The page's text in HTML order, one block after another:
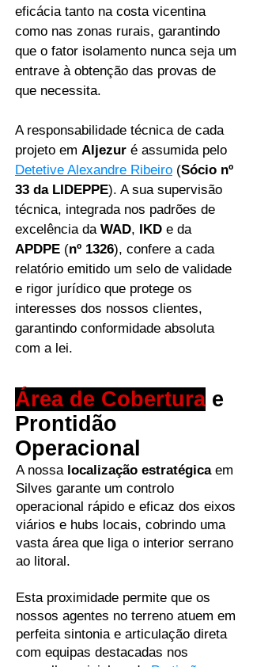
eficácia tanto na costa vicentina
como nas zonas rurais, garantindo
que o fator isolamento nunca seja um
entrave à obtenção das provas de
que necessita.
A responsabilidade técnica de cada
projeto em Aljezur é assumida pelo
Detetive Alexandre Ribeiro (Sócio nº
33 da LIDEPPE). A sua supervisão
técnica, integrada nos padrões de
excelência da WAD, IKD e da
APDPE (nº 1326), confere a cada
relatório emitido um selo de validade
e rigor jurídico que protege os
interesses dos nossos clientes,
garantindo conformidade absoluta
com a lei.
Área de Cobertura e
Prontidão
Operacional
A nossa localização estratégicaem
Silves garante um controlo
operacional rápido e eficaz dos eixos
viários e hubs locais, cobrindo uma
vasta área que liga o interior serrano
ao litoral.
Esta proximidade permite que os
nossos agentes no terreno atuem em
perfeita sintonia e articulação direta
com equipas destacadas nos